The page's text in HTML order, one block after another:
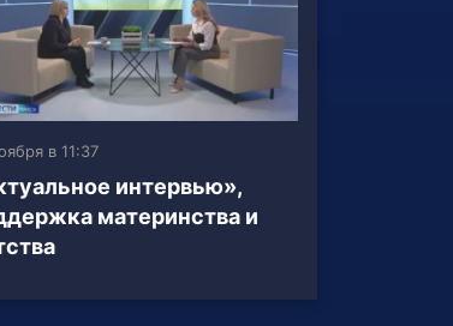
в 11:37
интервью»,
материнства и